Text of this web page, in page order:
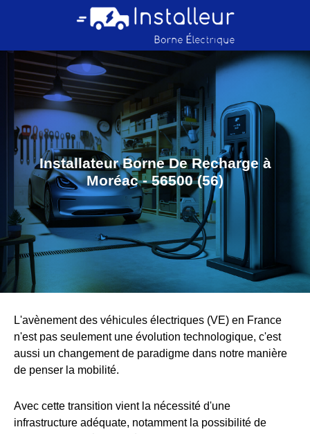
Installateur Borne De Recharge à
Moréac - 56500 (56)
L'avènement des véhicules électriques (VE) en France
n'est pas seulement une évolution technologique, c'est
aussi un changement de paradigme dans notre manière
de penser la mobilité.
Avec cette transition vient la nécessité d'une
infrastructure adéquate, notamment la possibilité de